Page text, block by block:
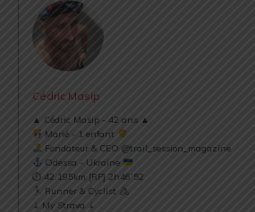
Cédric Masip
▲ Cédric Masip - 42 ans ▲
Marié - 1 enfant
Fondateur & CEO @trail_session_magazine
Odessa - Ukraine
⏱ 42.195km [RP] 2h46’52
Runner & Cyclist
⇣ My Strava ⇣